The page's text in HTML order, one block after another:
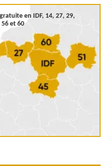
en IDF, 14, 27, 29,
56 et 60